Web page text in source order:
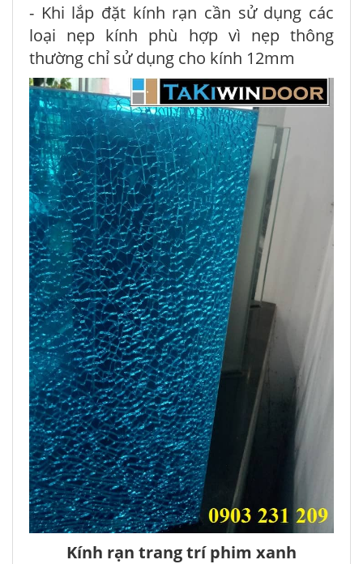
- Khi lắp đặt kính rạn cần sử dụng các
loại nẹp kính phù hợp vì nẹp thông
thường chỉ sử dụng cho kính 12mm
Kính rạn trang trí phim xanh